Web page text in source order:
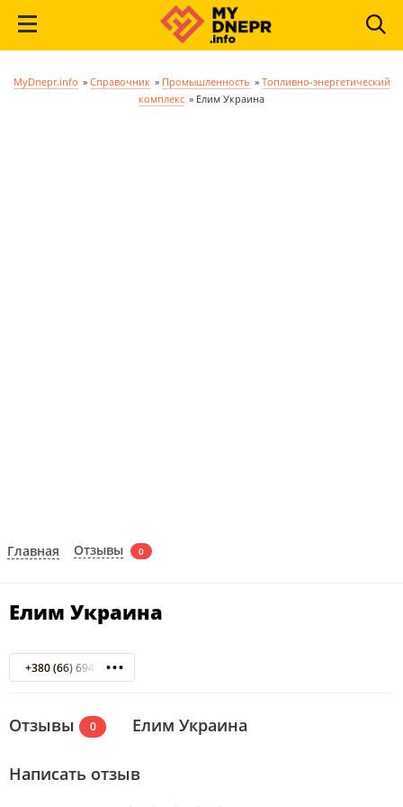
MyDnepr.info » Справочник » Промышленность » Топливно-энергетический
комплекс » Елим Украина
Главная Отзывы 0
Елим Украина
+380 (66) 6944873
Отзывы 0 Елим Украина
Написать отзыв